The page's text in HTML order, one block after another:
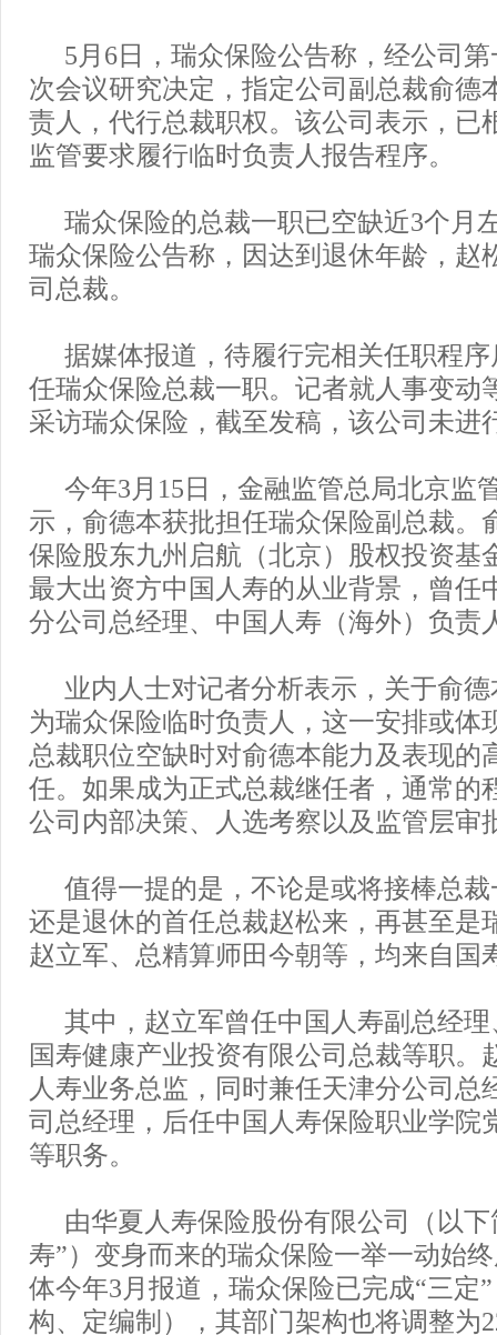
5月6日，瑞众保险公告称，经公司
次会议研究决定，指定公司副总裁俞德
责人，代行总裁职权。该公司表示，已
监管要求履行临时负责人报告程序。
瑞众保险的总裁一职已空缺近3个月
瑞众保险公告称，因达到退休年龄，赵
司总裁。
据媒体报道，待履行完相关任职程
任瑞众保险总裁一职。记者就人事变动
采访瑞众保险，截至发稿，该公司未进
今年3月15日，金融监管总局北京监
示，俞德本获批担任瑞众保险副总裁。
保险股东九州启航（北京）股权投资基
最大出资方中国人寿的从业背景，曾任
分公司总经理、中国人寿（海外）负责
业内人士对记者分析表示，关于俞德
为瑞众保险临时负责人，这一安排或体
总裁职位空缺时对俞德本能力及表现的
任。如果成为正式总裁继任者，通常的
公司内部决策、人选考察以及监管层审
值得一提的是，不论是或将接棒总
还是退休的首任总裁赵松来，再甚至是
赵立军、总精算师田今朝等，均来自国
其中，赵立军曾任中国人寿副总经
国寿健康产业投资有限公司总裁等职。
人寿业务总监，同时兼任天津分公司总
司总经理，后任中国人寿保险职业学院
等职务。
由华夏人寿保险股份有限公司（以下
寿”）变身而来的瑞众保险一举一动始
体今年3月报道，瑞众保险已完成“三定
构、定编制），其部门架构也将调整为